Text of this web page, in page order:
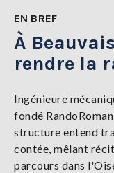
TENDANCES
SERVICES
GAZETTE
Se
connecter
EN BREF
À
rendre la
Ingénieure
fondé
structure entend
contée, mêlant
parcours dans